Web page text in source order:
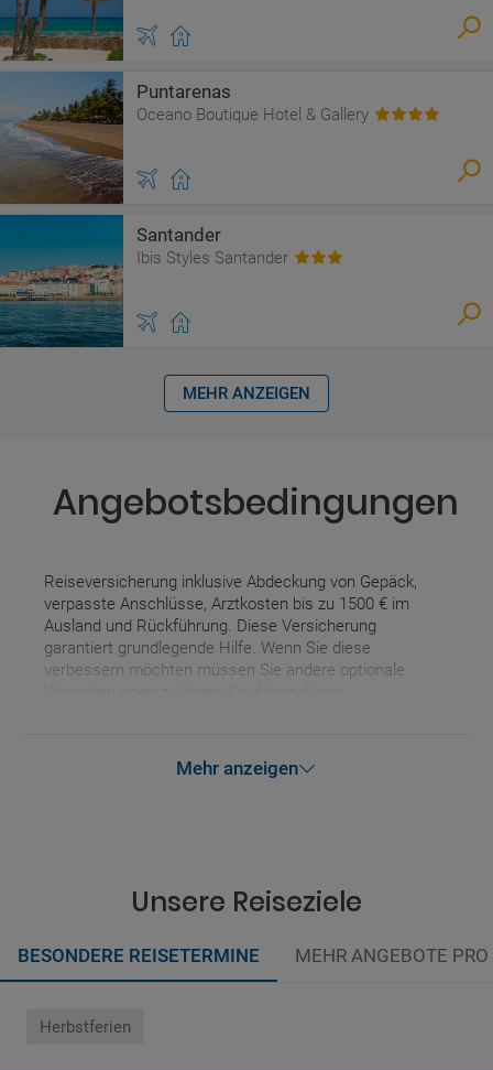
Puntarenas
Oceano Boutique Hotel & Gallery
Santander
Ibis Styles Santander
MEHR ANZEIGEN
Angebotsbedingungen
Reiseversicherung inklusive Abdeckung von Gepäck,
verpasste Anschlüsse, Arztkosten bis zu 1500 € im
Ausland und Rückführung. Diese Versicherung
garantiert grundlegende Hilfe. Wenn Sie diese
verbessern möchten müssen Sie andere optionale
Mehr anzeigen
Unsere Reiseziele
BESONDERE REISETERMINE MEHR ANGEBOTE
Herbstferien